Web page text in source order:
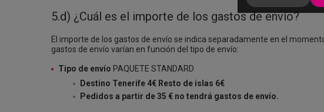
5.d) ¿Cuál es el importe de los gastos de envío?
El importe de los gastos de envío se indica separadamente en el
gastos de envío varían en función del tipo de envío:
Tipo de envío PAQUETE STANDARD
Destino Tenerife 4€ Resto de islas 6€
Pedidos a partir de 35 € no tendrá gastos de envío.